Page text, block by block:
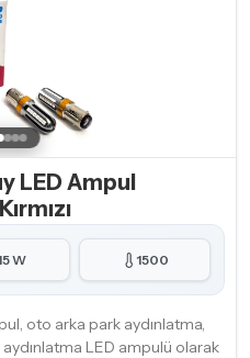
LED Ampul
W 1500
oto arka park aydınlatma,
LED ampulü olarak